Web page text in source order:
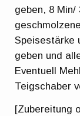
geben, 8 Min/
Speisestärke
geben und
Eventuell
Teigschaber
[Zubereitung